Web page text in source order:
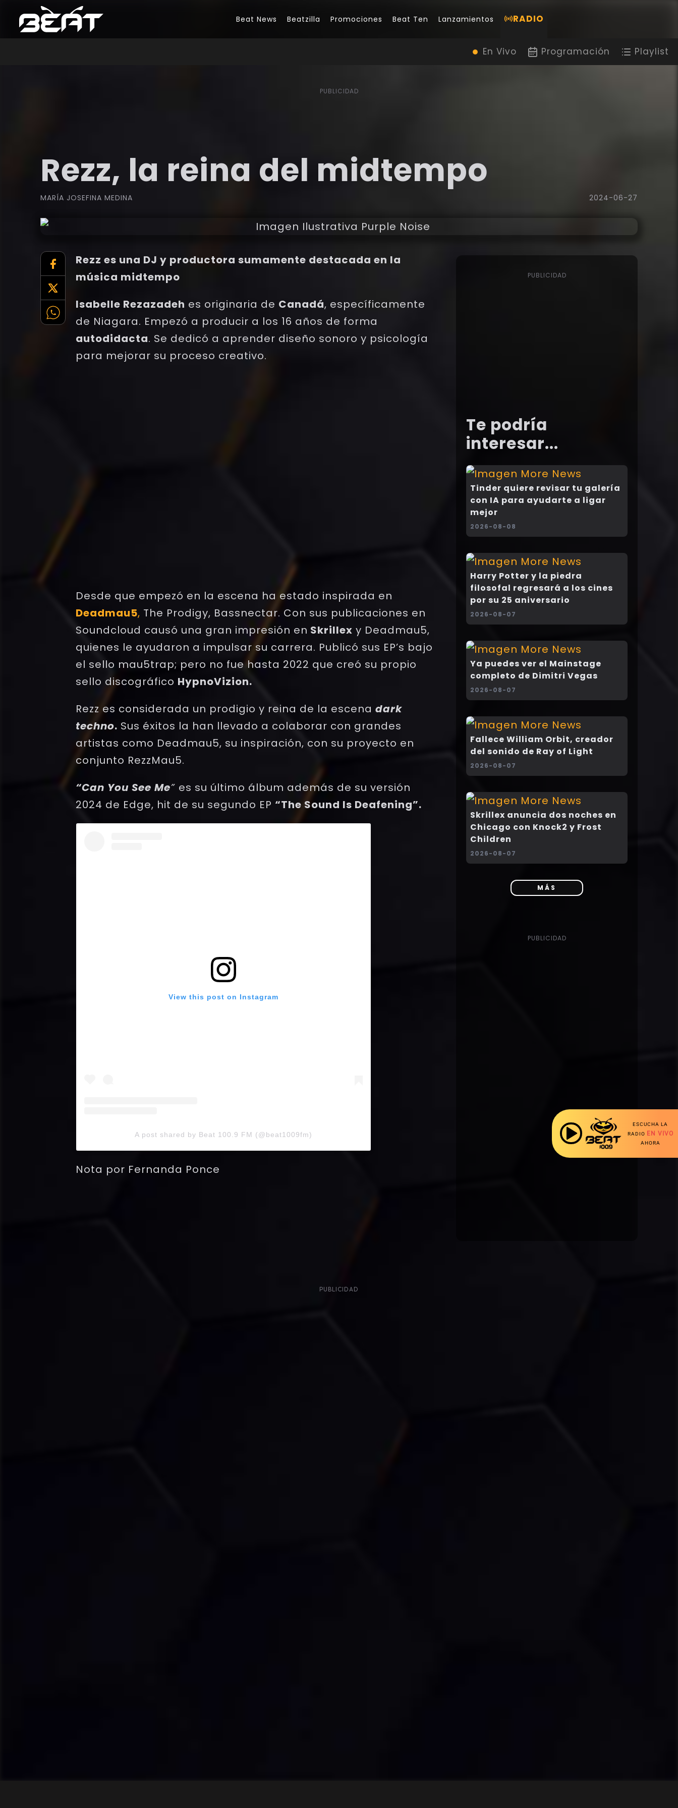
Beat News Beatzilla Promociones Beat Ten Lanzamientos RADIO
En Vivo Programación Playlist
PUBLICIDAD
Rezz, la reina del midtempo
MARÍA JOSEFINA MEDINA 2024-06-27
Rezz es una DJ y productora sumamente destacada en la
música midtempo
Isabelle Rezazadeh es originaria de Canadá, específicamente
de Niagara. Empezó a producir a los 16 años de forma
autodidacta. Se dedicó a aprender diseño sonoro y psicología
para mejorar su proceso creativo.
Desde que empezó en la escena ha estado inspirada en
Deadmau5, The Prodigy, Bassnectar. Con sus publicaciones en
Soundcloud causó una gran impresión en Skrillex y Deadmau5,
quienes le ayudaron a impulsar su carrera. Publicó sus EP’s bajo
el sello mau5trap; pero no fue hasta 2022 que creó su propio
sello discográfico HypnoVizion.
Rezz es considerada un prodigio y reina de la escena dark
techno. Sus éxitos la han llevado a colaborar con grandes
artistas como Deadmau5, su inspiración, con su proyecto en
conjunto RezzMau5.
“Can You See Me” es su último álbum además de su versión
2024 de Edge, hit de su segundo EP “The Sound Is Deafening”.
View this post on Instagram
A post shared by Beat 100.9 FM (@beat1009fm)
Nota por Fernanda Ponce
PUBLICIDAD
Te podría
interesar...
Tinder quiere revisar tu galería
con IA para ayudarte a ligar
mejor
2026-08-08
Harry Potter y la piedra
filosofal regresará a los cines
por su 25 aniversario
2026-08-07
Ya puedes ver el Mainstage
completo de Dimitri Vegas
2026-08-07
Fallece William Orbit, creador
del sonido de Ray of Light
2026-08-07
Skrillex anuncia dos noches en
Chicago con Knock2 y Frost
Children
2026-08-07
MÁS
PUBLICIDAD
PUBLICIDAD
ESCUCHA LA
RADIO EN VIVO
AHORA